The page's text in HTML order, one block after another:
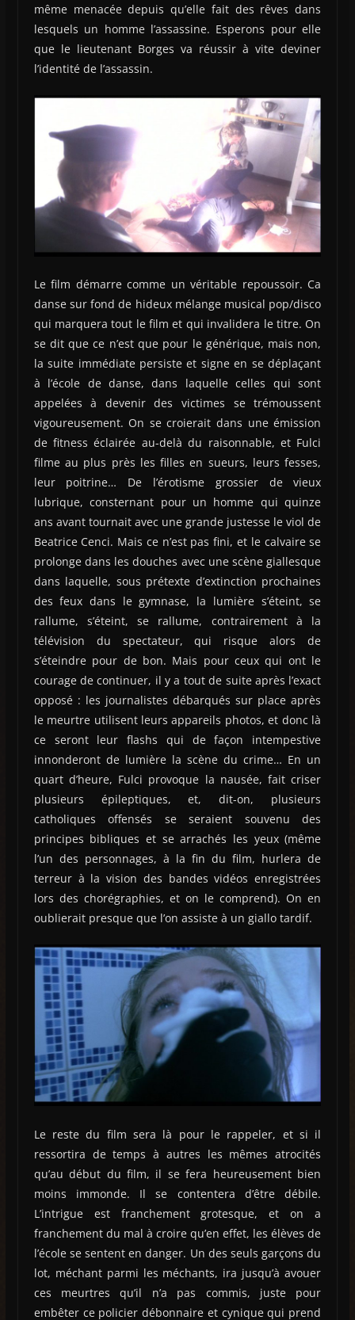
même menacée depuis qu’elle fait des rêves dans
lesquels un homme l’assassine. Esperons pour elle
que le lieutenant Borges va réussir à vite deviner
l’identité de l’assassin.
Le film démarre comme un véritable repoussoir. Ca
danse sur fond de hideux mélange musical pop/disco
qui marquera tout le film et qui invalidera le titre. On
se dit que ce n’est que pour le générique, mais non,
la suite immédiate persiste et signe en se déplaçant
à l’école de danse, dans laquelle celles qui sont
appelées à devenir des victimes se trémoussent
vigoureusement. On se croierait dans une émission
de fitness éclairée au-delà du raisonnable, et Fulci
filme au plus près les filles en sueurs, leurs fesses,
leur poitrine… De l’érotisme grossier de vieux
lubrique, consternant pour un homme qui quinze
ans avant tournait avec une grande justesse le viol de
Beatrice Cenci. Mais ce n’est pas fini, et le calvaire se
prolonge dans les douches avec une scène giallesque
dans laquelle, sous prétexte d’extinction prochaines
des feux dans le gymnase, la lumière s’éteint, se
rallume, s’éteint, se rallume, contrairement à la
télévision du spectateur, qui risque alors de
s’éteindre pour de bon. Mais pour ceux qui ont le
courage de continuer, il y a tout de suite après l’exact
opposé : les journalistes débarqués sur place après
le meurtre utilisent leurs appareils photos, et donc là
ce seront leur flashs qui de façon intempestive
innonderont de lumière la scène du crime… En un
quart d’heure, Fulci provoque la nausée, fait criser
plusieurs épileptiques, et, dit-on, plusieurs
catholiques offensés se seraient souvenu des
principes bibliques et se arrachés les yeux (même
l’un des personnages, à la fin du film, hurlera de
terreur à la vision des bandes vidéos enregistrées
lors des chorégraphies, et on le comprend). On en
oublierait presque que l’on assiste à un giallo tardif.
Le reste du film sera là pour le rappeler, et si il
ressortira de temps à autres les mêmes atrocités
qu’au début du film, il se fera heureusement bien
moins immonde. Il se contentera d’être débile.
L’intrigue est franchement grotesque, et on a
franchement du mal à croire qu’en effet, les élèves de
l’école se sentent en danger. Un des seuls garçons du
lot, méchant parmi les méchants, ira jusqu’à avouer
ces meurtres qu’il n’a pas commis, juste pour
embêter ce policier débonnaire et cynique qui prend